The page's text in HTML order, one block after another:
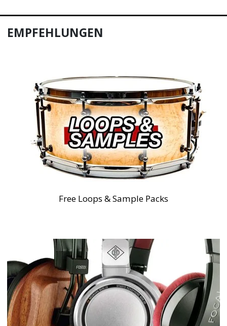
EMPFEHLUNGEN
Free Loops & Sample Packs